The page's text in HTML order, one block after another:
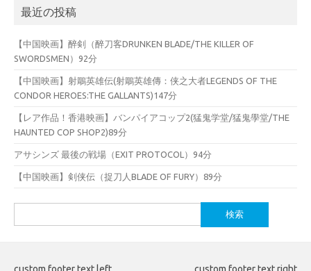
最近の投稿
【中国映画】醉剣（醉刀客DRUNKEN BLADE/THE KILLER OF
SWORDSMEN）92分
【中国映画】射鵰英雄伝(射鵰英雄傳：侠之大者LEGENDS OF THE
CONDOR HEROES:THE GALLANTS)147分
【レア作品！香港映画】バンパイアコップ2(猛鬼学堂/猛鬼學堂/THE
HAUNTED COP SHOP2)89分
アサシンズ 最後の戦場（EXIT PROTOCOL）94分
【中国映画】剣侠伝（捉刀人BLADE OF FURY）89分
索: